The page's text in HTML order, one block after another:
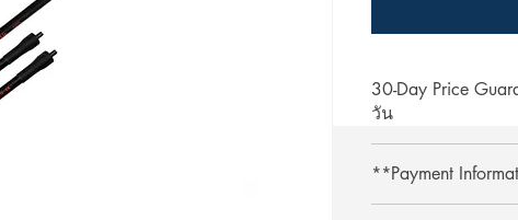
30-Day Price
วัน
lower price on our
purchase, simply
**Payment